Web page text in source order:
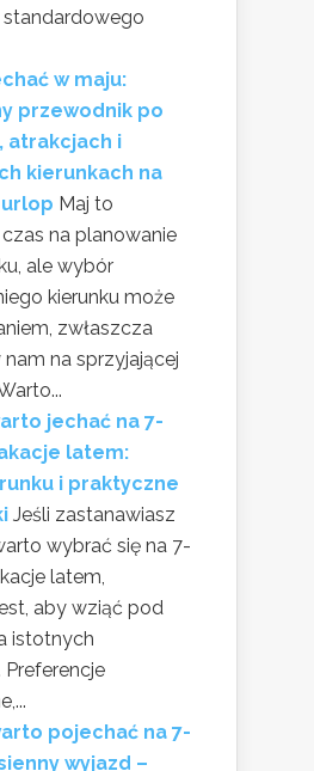
w maju:
przewodnik po
atrakcjach i
kierunkach na
Maj to
na planowanie
ale wybór
kierunku może
zwłaszcza
na sprzyjającej
jechać na 7-
latem:
i praktyczne
Jeśli zastanawiasz
wybrać się na 7-
latem,
aby wziąć pod
istotnych
pojechać na 7-
wyjazd –